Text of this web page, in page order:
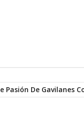
Pasión De Gavilanes